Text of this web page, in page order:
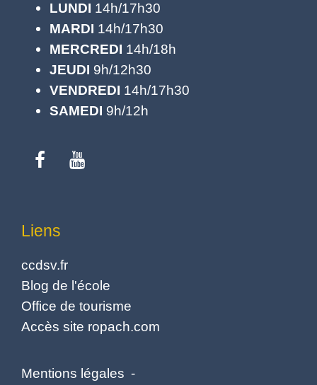
LUNDI 14h/17h30
MARDI 14h/17h30
MERCREDI 14h/18h
JEUDI 9h/12h30
VENDREDI 14h/17h30
SAMEDI 9h/12h
Liens
ccdsv.fr
Blog de l'école
Office de tourisme
Accès site ropach.com
Mentions légales -